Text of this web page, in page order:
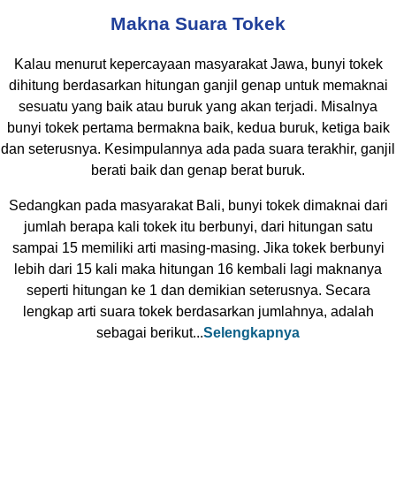
Makna Suara Tokek
Kalau menurut kepercayaan masyarakat Jawa, bunyi tokek
dihitung berdasarkan hitungan ganjil genap untuk memaknai
sesuatu yang baik atau buruk yang akan terjadi. Misalnya
bunyi tokek pertama bermakna baik, kedua buruk, ketiga baik
dan seterusnya. Kesimpulannya ada pada suara terakhir, ganjil
berati baik dan genap berat buruk.
Sedangkan pada masyarakat Bali, bunyi tokek dimaknai dari
jumlah berapa kali tokek itu berbunyi, dari hitungan satu
sampai 15 memiliki arti masing-masing. Jika tokek berbunyi
lebih dari 15 kali maka hitungan 16 kembali lagi maknanya
seperti hitungan ke 1 dan demikian seterusnya. Secara
lengkap arti suara tokek berdasarkan jumlahnya, adalah
sebagai berikut...Selengkapnya